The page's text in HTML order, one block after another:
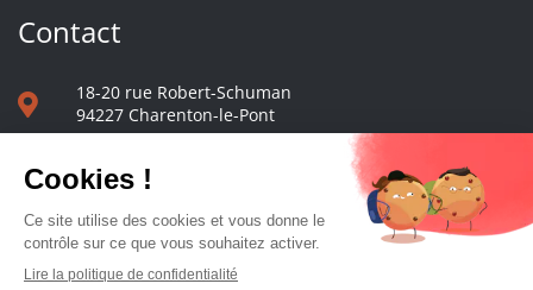
Contact
18-20 rue Robert-Schuman
94227 Charenton-le-Pont